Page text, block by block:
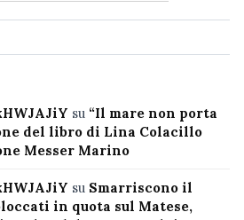
su “Il mare non porta
del libro di Lina Colacillo
Messer Marino
su Smarriscono il
in quota sul Matese,